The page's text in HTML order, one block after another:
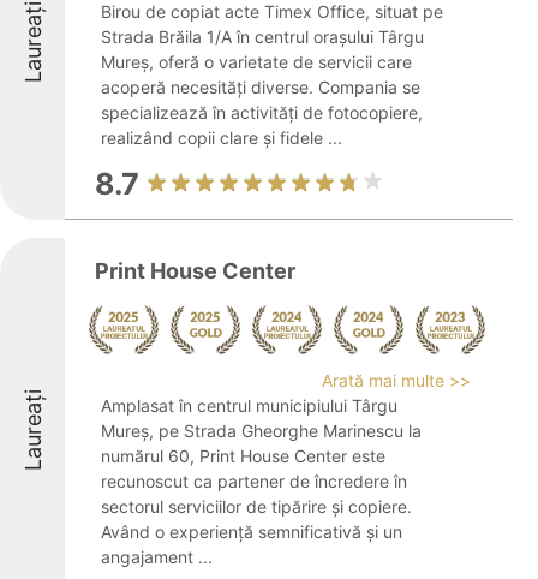
Laureați
Birou de copiat acte Timex Office, situat pe
Strada Brăila 1/A în centrul orașului Târgu
Mureș, oferă o varietate de servicii care
acoperă necesități diverse. Compania se
specializează în activități de fotocopiere,
realizând copii clare și fidele ...
8.7
Laureați
Print House Center
Arată mai multe >>
Amplasat în centrul municipiului Târgu
Mureș, pe Strada Gheorghe Marinescu la
numărul 60, Print House Center este
recunoscut ca partener de încredere în
sectorul serviciilor de tipărire și copiere.
Având o experiență semnificativă și un
angajament ...